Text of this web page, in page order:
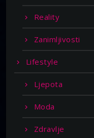
Reality
Zanimljivosti
Lifestyle
Ljepota
Moda
Zdravlje